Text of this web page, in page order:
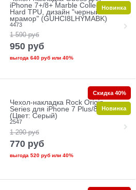
iPhone 7+/8+ Marble Collection
Hard TPU, дизайн "черный
мрамор" (GUHCI8LHYMABK)
4473
1 590 руб
950 руб
выгода 640 рубили 40%
Новинка
Чехол-накладка Rock Origin
Series для iPhone 7 Plus/8 Plus
(Цвет: Серый)
2547
1 290 руб
770 руб
выгода 520 рубили 40%
Скидка 40%
Новинка